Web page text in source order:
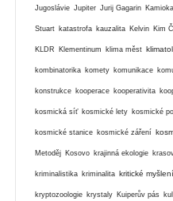
Jugoslávie Jupiter Jurij Gagarin
Stuart katastrofa kauzalita Kelvin Kim
KLDR Klementinum klima měst
kombinatorika komety komunikace
konstrukce kooperace kooperativita
kosmická síť kosmické lety kosmické
kosmické stanice kosmické záření
Metoděj Kosovo krajinná ekologie
kriminalistika kriminalita kritické myšlení
kryptozoologie krystaly Kuiperův pás